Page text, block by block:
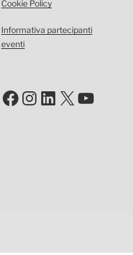
Cookie Policy
Informativa partecipanti
eventi
Facebook
Instagram
LinkedIn
X